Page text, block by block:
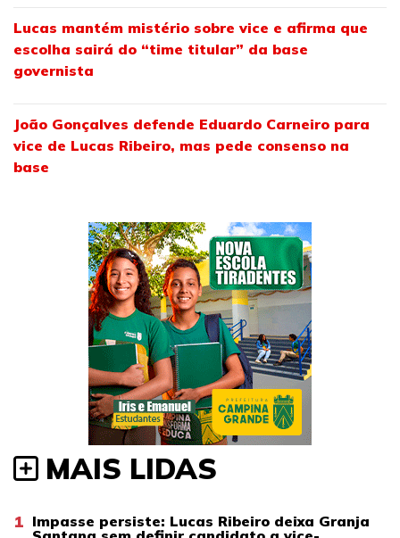
Lucas mantém mistério sobre vice e afirma que
escolha sairá do “time titular” da base
governista
João Gonçalves defende Eduardo Carneiro para
vice de Lucas Ribeiro, mas pede consenso na
base
MAIS LIDAS
1 Impasse persiste: Lucas Ribeiro deixa Granja